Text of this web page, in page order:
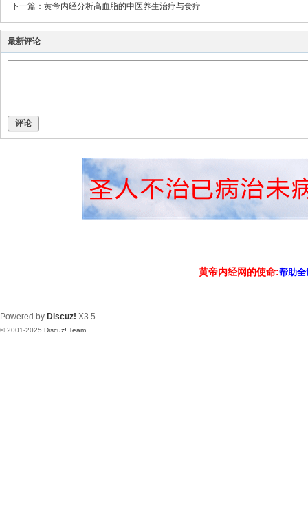
下一篇： 黄帝内经分析高血脂的中医养生治疗与食疗
最新评论
评论
黄帝内经网的使命:帮助
Powered by Discuz! X3.5
© 2001-2025 Discuz! Team